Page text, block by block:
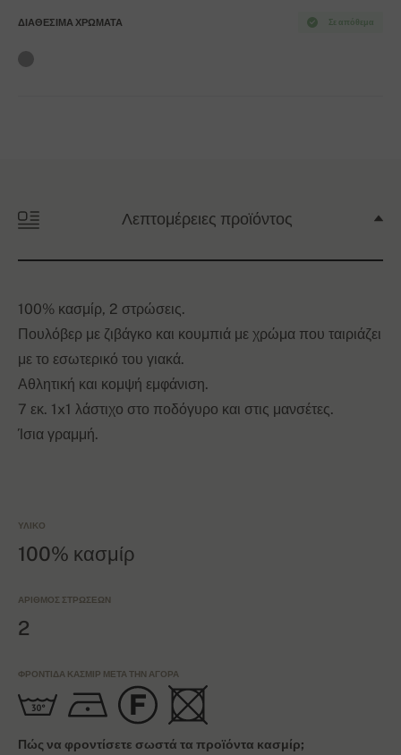
Σε απόθεμα
ΔΙΑΘΈΣΙΜΑ ΧΡΏΜΑΤΑ
Λεπτομέρειες προϊόντος
100% κασμίρ, 2 στρώσεις.
Πουλόβερ με ζιβάγκο και κουμπιά με χρώμα που ταιριάζει
με το εσωτερικό του γιακά.
Αθλητική και κομψή εμφάνιση.
7 εκ. 1x1 λάστιχο στο ποδόγυρο και στις μανσέτες.
Ίσια γραμμή.
ΥΛΙΚΌ
100% κασμίρ
ΑΡΙΘΜΌΣ ΣΤΡΏΣΕΩΝ
2
ΦΡΟΝΤΊΔΑ ΚΑΣΜΊΡ ΜΕΤΆ ΤΗΝ ΑΓΟΡΆ
Πώς να φροντίσετε σωστά τα προϊόντα κασμίρ;